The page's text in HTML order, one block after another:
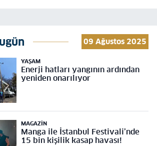
09 Ağustos 2025
YAŞAM
Enerji hatları yangının ardından
yeniden onarılıyor
MAGAZIN
Manga ile İstanbul Festivali’nde
15 bin kişilik kasap havası!